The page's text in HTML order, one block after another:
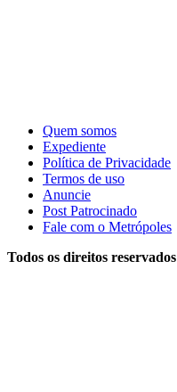
Quem somos
Expediente
Política de Privacidade
Termos de uso
Anuncie
Post Patrocinado
Fale com o Metrópoles
Todos os direitos reservados